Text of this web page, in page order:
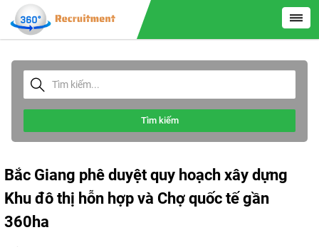
Tìm kiếm
Bắc Giang phê duyệt quy hoạch xây dựng
Khu đô thị hỗn hợp và Chợ quốc tế gần
360ha